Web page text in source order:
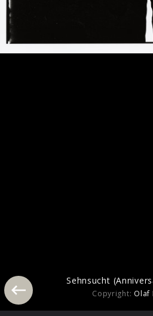
Rammstein Pressebilder
Sehnsucht
Copyright: Olaf